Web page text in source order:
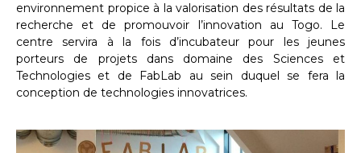
environnement propice à la valorisation des résultats de la
recherche et de promouvoir l’innovation au Togo. Le
centre servira à la fois d’incubateur pour les jeunes
porteurs de projets dans domaine des Sciences et
Technologies et de FabLab au sein duquel se fera la
conception de technologies innovatrices.